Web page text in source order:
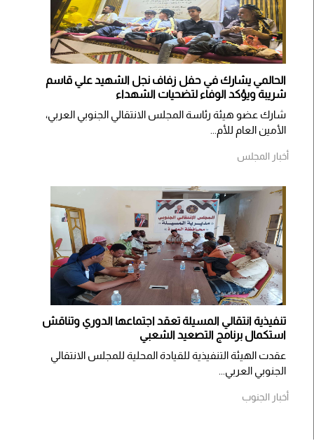
الحالمي يشارك في حفل زفاف نجل الشهيد علي قاسم
شريبة ويؤكد الوفاء لتضحيات الشهداء
شارك عضو هيئة رئاسة المجلس الانتقالي الجنوبي العربي،
الأمين العام للأم...
أخبار المجلس
تنفيذية انتقالي المسيلة تعقد اجتماعها الدوري وتناقش
استكمال برنامج التصعيد الشعبي
عقدت الهيئة التنفيذية للقيادة المحلية للمجلس الانتقالي
الجنوبي العربي...
أخبار الجنوب